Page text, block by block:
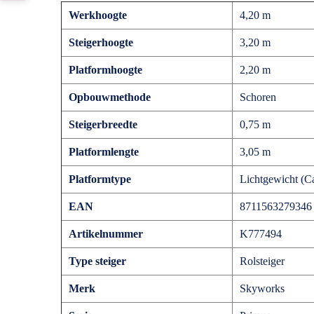
Werkhoogte 4,20 m
Steigerhoogte 3,20 m
Platformhoogte 2,20 m
Opbouwmethode Schoren
Steigerbreedte 0,75 m
Platformlengte 3,05 m
Platformtype Lichtgewicht
EAN 8711563279346
Artikelnummer K777494
Type steiger Rolsteiger
Merk Skyworks